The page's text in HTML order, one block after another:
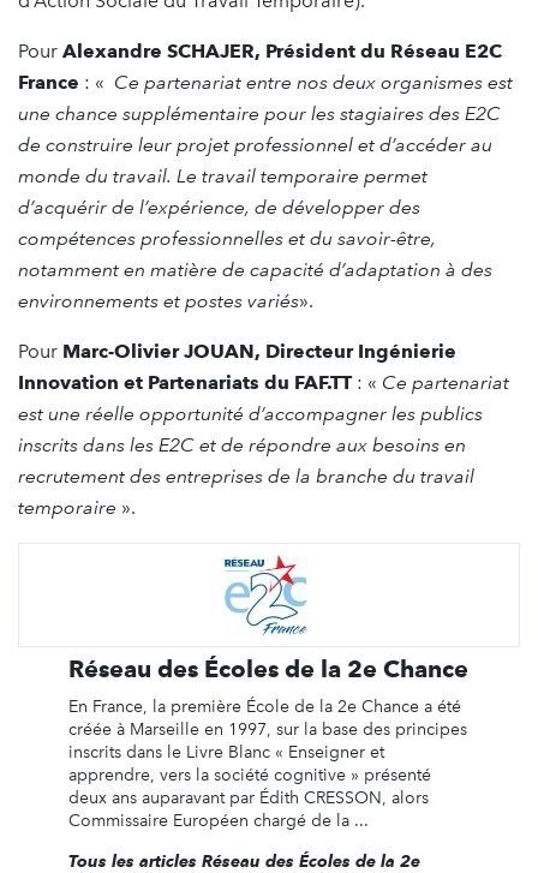
Pour Alexandre SCHAJER, Président du Réseau E2C
France : « Ce partenariat entre nos deux organismes est
une chance supplémentaire pour les stagiaires des E2C
de construire leur projet professionnel et d’accéder au
monde du travail. Le travail temporaire permet
d’acquérir de l’expérience, de développer des
compétences professionnelles et du savoir-être,
notamment en matière de capacité d’adaptation à des
environnements et postes variés».
Pour Marc-Olivier JOUAN, Directeur Ingénierie
Innovation et Partenariats du FAF.TT: « Ce partenariat
est une réelle opportunité d’accompagner les publics
inscrits dans les E2C et de répondre aux besoins en
recrutement des entreprises de la branche du travail
temporaire ».
Réseau des Écoles de la 2e Chance
En France, la première École de la 2e Chance a été
créée à Marseille en 1997, sur la base des principes
inscrits dans le Livre Blanc « Enseigner et
apprendre, vers la société cognitive » présenté
deux ans auparavant par Édith CRESSON, alors
Commissaire Européen chargé de la ...
Tous les articles Réseau des Écoles de la 2e